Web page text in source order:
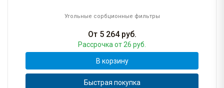
Угольные сорбционные фильтры
От 5 264руб.
Рассрочка от 26 руб.
В корзину
Быстрая покупка